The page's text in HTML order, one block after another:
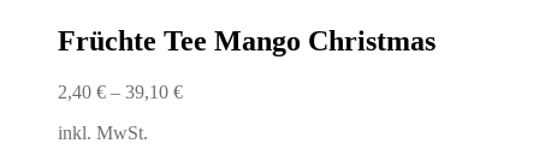
Früchte Tee Mango Christmas
2,40 € – 39,10 €
inkl. MwSt.